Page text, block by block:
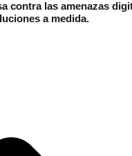
contra las amenazas
a medida.